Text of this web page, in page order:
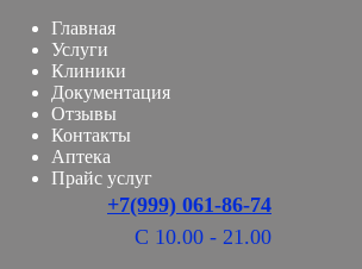
Главная
Услуги
Клиники
Документация
Отзывы
Контакты
Аптека
Прайс услуг
+7(999) 061-86-74
С 10.00 - 21.00